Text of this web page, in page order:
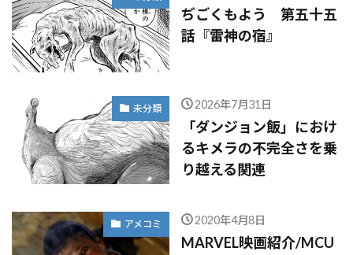
ぢごくもよう 第五十五
話『雷神の宿』
未分類 2026年7月31日
「ダンジョン飯」におけ
るキメラの不完全さを乗
り越える関連
アメコミ 2020年4月8日
MARVEL映画紹介/MCU